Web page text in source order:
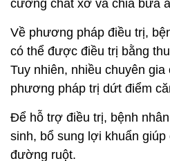
cường chất xơ và chia bữa
Về phương pháp điều trị,
có thể được điều trị bằng
Tuy nhiên, nhiều chuyên
phương pháp trị dứt điểm
Để hỗ trợ điều trị, bệnh
sinh, bổ sung lợi khuẩn giúp
đường ruột.